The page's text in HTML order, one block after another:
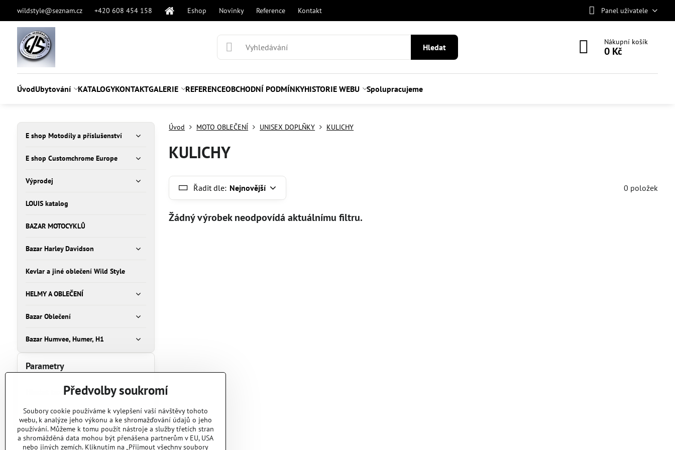
wildstyle@seznam.cz +420 608 454 158 Eshop Novinky Reference Kontakt Panel uživatele
Hledat
Nákupní košík
0 Kč
ÚvodUbytování KATALOGYKONTAKTGALERIE REFERENCEOBCHODNÍ PODMÍNKYHISTORIE WEBU Spolupracujeme
Úvod MOTO OBLEČENÍ UNISEX DOPLŇKY KULICHY
KULICHY
Řadit dle: Nejnovější 0 položek
Parametry
Prohledat
výsledky
filtru
fulltextem
E shop Motodíly a příslušenství
E shop Customchrome Europe
Výprodej
LOUIS katalog
BAZAR MOTOCYKLŮ
Bazar Harley Davidson
Kevlar a jiné oblečení Wild Style
HELMY A OBLEČENÍ
Bazar Oblečení
Bazar Humvee, Humer, H1
Předvolby soukromí
Soubory cookie používáme k vylepšení vaší návštěvy tohoto
webu, k analýze jeho výkonu a ke shromažďování údajů o jeho
používání. Můžeme k tomu použít nástroje a služby třetích stran
a shromážděná data mohou být přenášena partnerům v EU, USA
nebo jiných zemích. Kliknutím na „Přijmout všechny soubory